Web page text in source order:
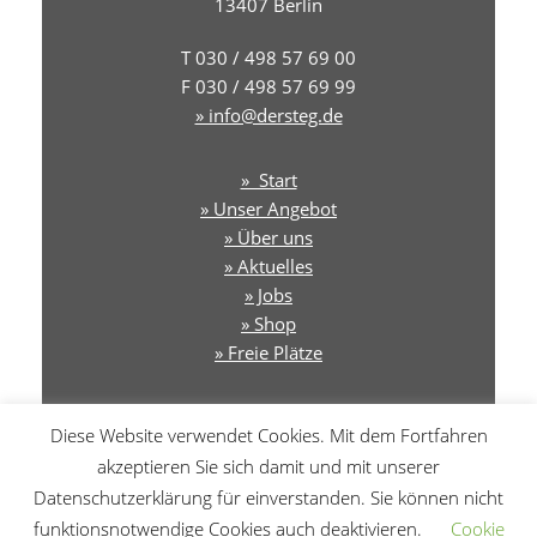
13407 Berlin
T 030 / 498 57 69 00
F 030 / 498 57 69 99
» info@dersteg.de
» Start
» Unser Angebot
» Über uns
» Aktuelles
» Jobs
» Shop
» Freie Plätze
»Transparenz
» Impressum
» Datenschutz
Diese Website verwendet Cookies. Mit dem Fortfahren
akzeptieren Sie sich damit und mit unserer
Datenschutzerklärung für einverstanden. Sie können nicht
funktionsnotwendige Cookies auch deaktivieren.
Cookie